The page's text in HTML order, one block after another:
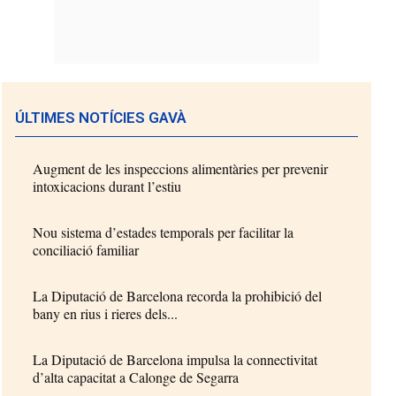
ÚLTIMES NOTÍCIES GAVÀ
Augment de les inspeccions alimentàries per prevenir
intoxicacions durant l’estiu
Nou sistema d’estades temporals per facilitar la
conciliació familiar
La Diputació de Barcelona recorda la prohibició del
bany en rius i rieres dels...
La Diputació de Barcelona impulsa la connectivitat
d’alta capacitat a Calonge de Segarra